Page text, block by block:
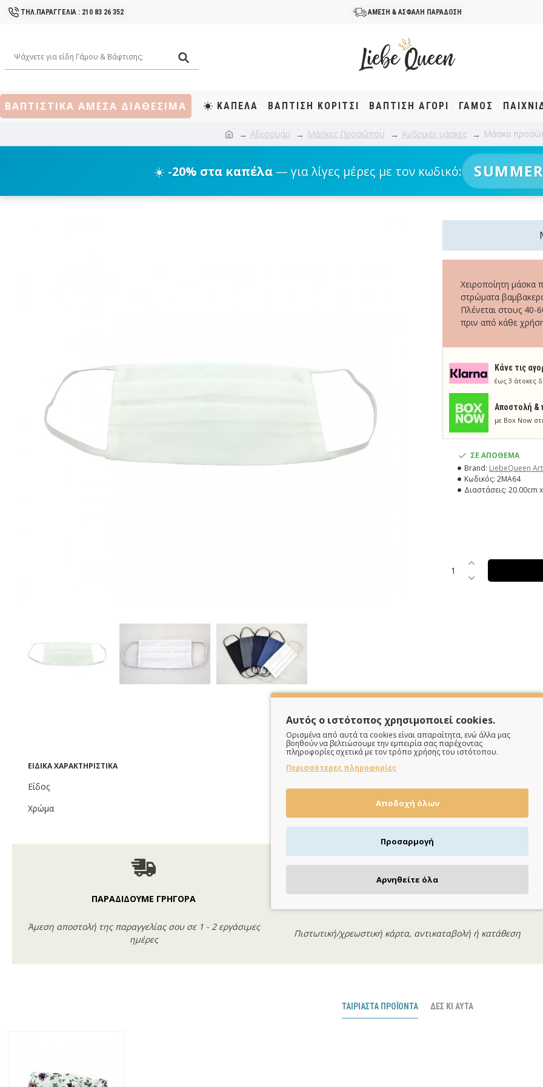
ΤΗΛ.ΠΑΡΑΓΓΕΛΙΑ : 210 83 26 352 ΑΜΕΣΗ & ΑΣΦΑΛΗ ΠΑΡΑΔΟΣΗ
ΒΑΠΤΙΣΤΙΚΑ ΑΜΕΣΑ ΔΙΑΘΕΣΙΜΑ ΚΑΠΕΛΑ ΒΆΠΤΙΣΗ KOΡΊΤΣΙ ΒΆΠΤΙΣΗ ΑΓΌΡΙ ΓΑΜΟΣ
Αξεσουάρ Μάσκες Προσώπου Ανδρικές μάσκες Μάσκα
☀️ -20% στα καπέλα — για λίγες μέρες με τον κωδικό:
Κάνε τις
έως 3 άτοκες
Aποστολή &
με Box Now
Χειροποίητη
στρώματα
Πλένεται στους 40-
πριν από κάθε
ΣΕ ΑΠΟΘΕΜΑ
Brand: LiebeQueen
Κωδικός: 2MA64
Διαστάσεις: 20.00cm
SPECIFICATIONS
ΕΙΔΙΚΆ ΧΑΡΑΚΤΗΡΙΣΤΙΚΆ
Είδος
Μάσκα
Χρώμα
Λευκό
ΠΑΡΑΔΙΔΟΥΜΕ ΓΡΗΓΟΡΑ
Άμεση αποστολή της παραγγελίας σου σε 1 - 2 εργάσιμες
ημέρες
Πιστωτική/χρεωστική κάρτα, αντικαταβολή ή κατάθεση
ΤΑΙΡΙΑΣΤΆ ΠΡΟΪΌΝΤΑ ΔΕΣ ΚΙ ΑΥΤΆ
Αυτός ο ιστότοπος χρησιμοποιεί cookies.
Ορισμένα από αυτά τα cookies είναι απαραίτητα, ενώ άλλα μας
βοηθούν να βελτιώσουμε την εμπειρία σας παρέχοντας
πληροφορίες σχετικά με τον τρόπο χρήσης του ιστότοπου.
Περισσότερες πληροφορίες
Αποδοχή όλων
Προσαρμογή
Αρνηθείτε όλα